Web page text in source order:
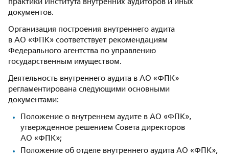
практики Института внутренних аудиторов и иных
документов.
Организация построения внутреннего аудита
в АО «ФПК» соответствует рекомендациям
Федерального агентства по управлению
государственным имуществом.
Деятельность внутреннего аудита в АО «ФПК»
регламентирована следующими основными
документами:
Положение о внутреннем аудите в АО «ФПК»,
утвержденное решением Совета директоров
АО «ФПК»;
Положение об отделе внутреннего аудита АО «ФПК»,